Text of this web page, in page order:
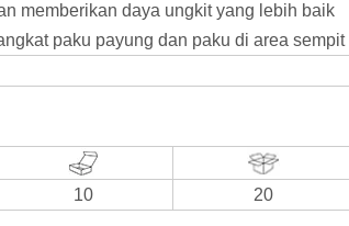
memberikan daya ungkit yang lebih baik
paku payung dan paku di area sempit
10 20